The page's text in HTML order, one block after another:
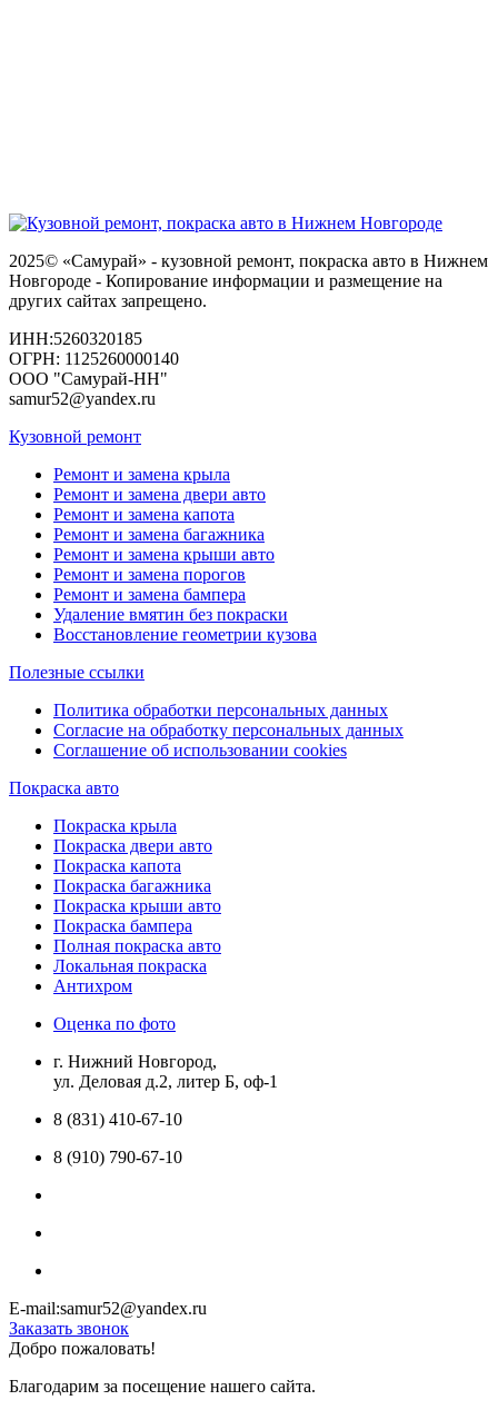
2025© «Самурай» - кузовной ремонт, покраска авто в Нижнем
Новгороде - Копирование информации и размещение на
других сайтах запрещено.
ИНН:5260320185
ОГРН: 1125260000140
ООО "Самурай-НН"
samur52@yandex.ru
Кузовной ремонт
Ремонт и замена крыла
Ремонт и замена двери авто
Ремонт и замена капота
Ремонт и замена багажника
Ремонт и замена крыши авто
Ремонт и замена порогов
Ремонт и замена бампера
Удаление вмятин без покраски
Восстановление геометрии кузова
Полезные ссылки
Политика обработки персональных данных
Согласие на обработку персональных данных
Соглашение об использовании cookies
Покраска авто
Покраска крыла
Покраска двери авто
Покраска капота
Покраска багажника
Покраска крыши авто
Покраска бампера
Полная покраска авто
Локальная покраска
Антихром
Оценка по фото
г. Нижний Новгород,
ул. Деловая д.2, литер Б, оф-1
8 (831) 410-67-10
8 (910) 790-67-10
E-mail:samur52@yandex.ru
Заказать звонок
Добро пожаловать!
Благодарим за посещение нашего сайта.